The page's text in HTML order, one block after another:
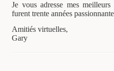
Je vous adresse mes
furent trente années
Amitiés virtuelles,
Gary